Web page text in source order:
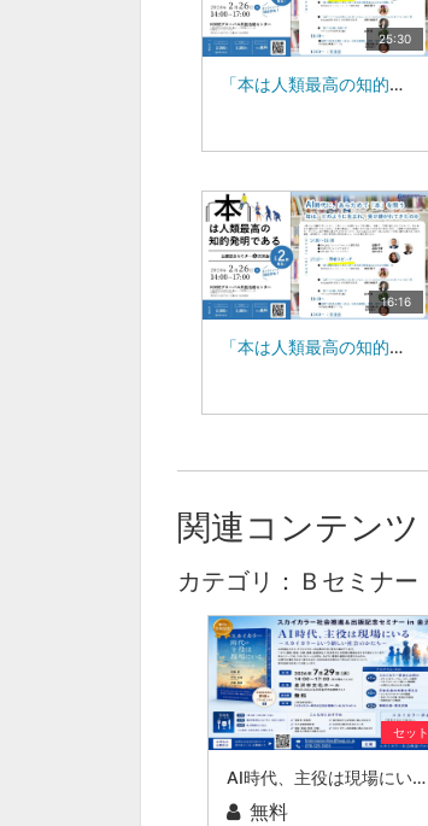
25:30
「本は人類最高の知的発明である」出版記念セミナー :|株式会社チャイルドハート 代表取締役 木田 聖子 氏
16:16
「本は人類最高の知的発明である」出版記念セミナー :|株式会社 美健ガイド社 竹内 悠介 氏
関連コンテンツ
カテゴリ：Ｂセミナー
セット
AI時代、主役は現場にいる ～スカイカラーという新しい社会のかたち～
無料